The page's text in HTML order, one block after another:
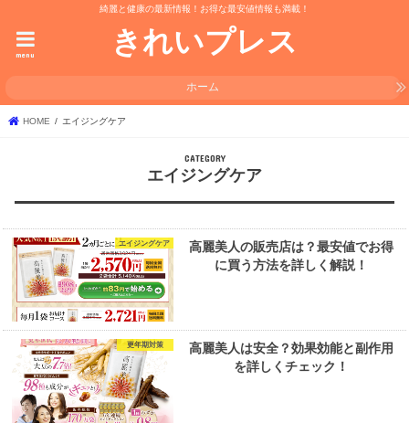
綺麗と健康の最新情報！お得な最安値情報も満載！
きれいプレス
menu
ホーム
HOME エイジングケア
エイジングケア
エイジングケア
高麗美人の販売店は？最安値でお得
に買う方法を詳しく解説！
更年期対策
高麗美人は安全？効果効能と副作用
を詳しくチェック！